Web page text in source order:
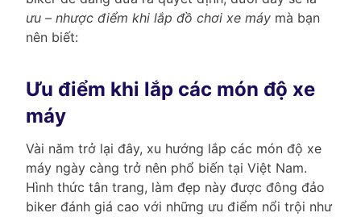
ưu – nhược điểm khi lắp đồ chơi xe máy mà bạn
nên biết:
Ưu điểm khi lắp các món độ xe
máy
Vài năm trở lại đây, xu hướng lắp các món độ xe
máy ngày càng trở nên phổ biến tại Việt Nam.
Hình thức tân trang, làm đẹp này được đông đảo
biker đánh giá cao với những ưu điểm nổi trội như